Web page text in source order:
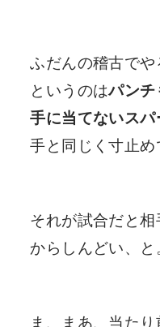
ふだんの稽古でや
というのはパンチ
手に当てないス
手と同じく寸止め
それが試合だと
からしんどい、と
ま、まあ、当た